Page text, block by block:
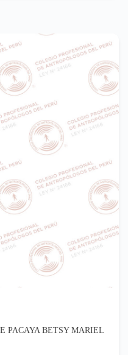
PACAYA BETSY MARIEL